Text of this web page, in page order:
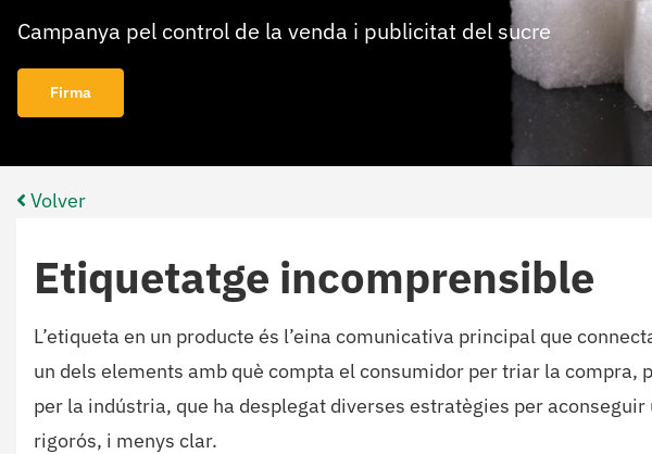
Campanya pel control de la venda i publicitat del sucre
Firma
Volver
Etiquetatge incomprensible
L’etiqueta en un producte és l’eina comunicativa principal que
un dels elements amb què compta el consumidor per triar la compra,
per la indústria, que ha desplegat diverses estratègies per aconseguir
rigorós, i menys clar.